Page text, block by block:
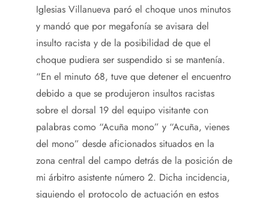
Iglesias Villanueva paró el choque unos minutos
y mandó que por megafonía se avisara del
insulto racista y de la posibilidad de que el
choque pudiera ser suspendido si se mantenía.
“En el minuto 68, tuve que detener el encuentro
debido a que se produjeron insultos racistas
sobre el dorsal 19 del equipo visitante con
palabras como “Acuña mono” y “Acuña, vienes
del mono” desde aficionados situados en la
zona central del campo detrás de la posición de
mi árbitro asistente número 2. Dicha incidencia,
siguiendo el protocolo de actuación en estos